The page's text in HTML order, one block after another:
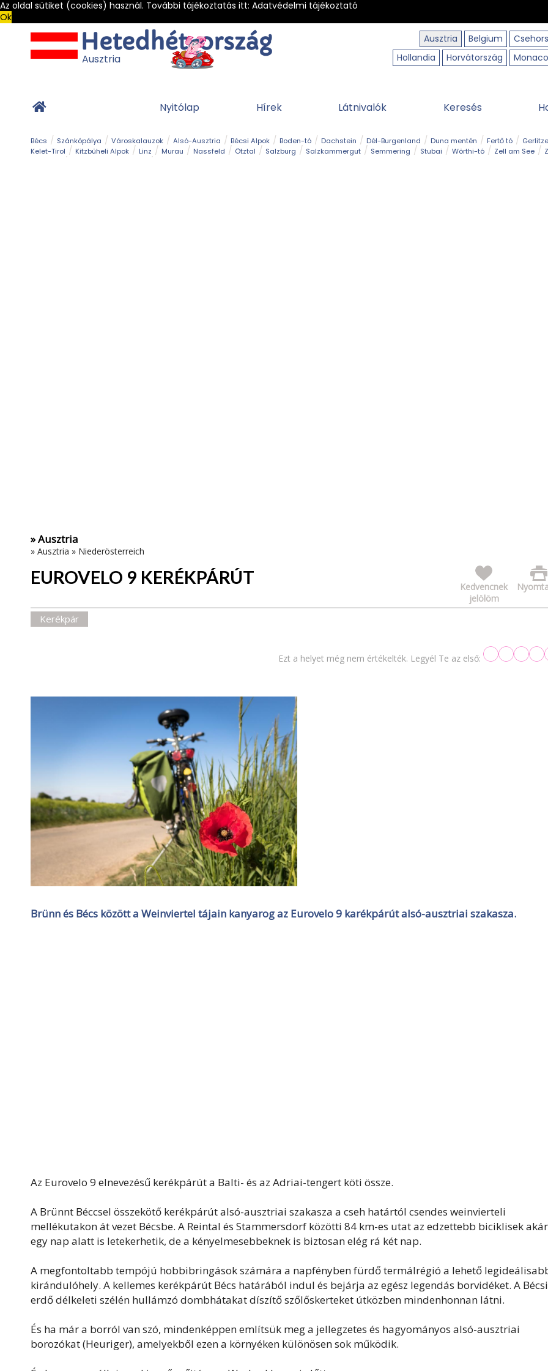
Az oldal sütiket (cookies) használ. További tájékoztatás itt: Adatvédelmi tájékoztató
Ok
Ausztria
Belgium
Hollandia
Horvátország Monaco
Ausztria
Nyitólap Hírek Látnivalók Keresés
Bécs Szánkópálya Városkalauzok Alsó-Ausztria Bécsi Alpok Boden-tó Dachstein Dél-Burgenland Duna mentén Fertő tó
Kelet-Tirol
Kitzbüheli Alpok Linz Murau Nassfeld Ötztal Salzburg Salzkammergut Semmering Stubai Wörthi-tó Zell am See
» Ausztria
» Ausztria » Niederösterreich
EUROVELO 9 KERÉKPÁRÚT
Kedvencnek
jelölöm
Kerékpár
Ezt a helyet még nem értékelték. Legyél Te az első:
Brünn és Bécs között a Weinviertel tájain kanyarog az Eurovelo 9 karékpárút alsó-ausztriai szakasza.
Az Eurovelo 9 elnevezésű kerékpárút a Balti- és az Adriai-tengert köti össze.
A Brünnt Béccsel összekötő kerékpárút alsó-ausztriai szakasza a cseh határtól csendes weinvierteli
mellékutakon át vezet Bécsbe. A Reintal és Stammersdorf közötti 84 km-es utat az edzettebb biciklisek akár
egy nap alatt is letekerhetik, de a kényelmesebbeknek is biztosan elég rá két nap.
A megfontoltabb tempójú hobbibringások számára a napfényben fürdő termálrégió a lehető
kirándulóhely. A kellemes kerékpárút Bécs határából indul és bejárja az egész legendás borvidéket. A
erdő délkeleti szélén hullámzó dombhátakat díszítő szőlőskerteket útközben mindenhonnan látni.
És ha már a borról van szó, mindenképpen említsük meg a jellegzetes és hagyományos alsó-ausztriai
borozókat (Heuriger), amelyekből ezen a környéken különösen sok működik.